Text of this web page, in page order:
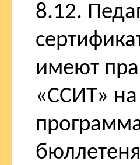
8.12.
имеют
«ССИТ»